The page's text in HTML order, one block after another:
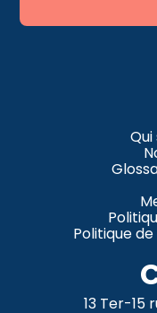
Politique
13 Ter-15